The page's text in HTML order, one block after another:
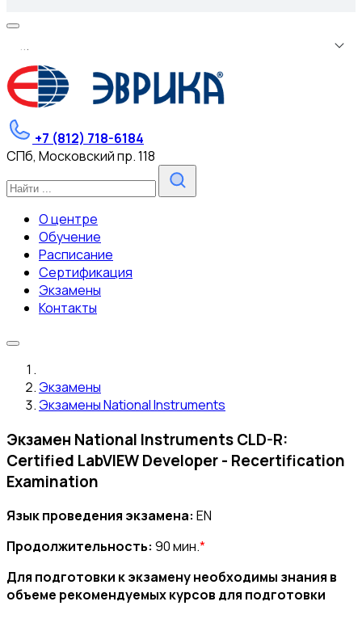
...
+7 (812) 718-6184
СПб, Московский пр. 118
О центре
Обучение
Расписание
Сертификация
Экзамены
Контакты
Экзамены
Экзамены National Instruments
Экзамен National Instruments CLD-R:
Certified LabVIEW Developer - Recertification
Examination
Язык проведения экзамена: EN
Продолжительность: 90 мин.*
Для подготовки к экзамену необходимы знания в
объеме рекомендуемых курсов для подготовки